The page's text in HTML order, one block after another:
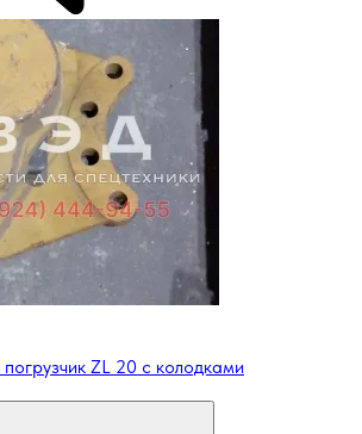
ZL 20 с колодками